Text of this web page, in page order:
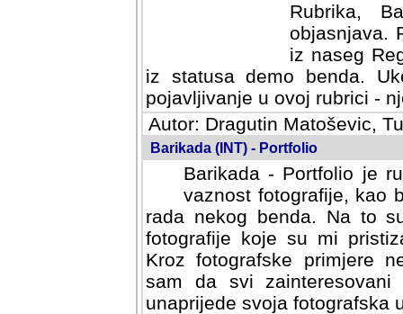
Rubrika,
objasnjava.
iz naseg
iz statusa demo benda.
pojavljivanje u ovoj rubrici -
Autor: Dragutin Matoševic,
Barikada (INT) - Portfolio
Barikada - Portfolio je
vaznost fotografije, kao
rada nekog benda. Na to
fotografije koje su mi
fotografske primjere
svi zainteresovani
svoja fotografska umijeca.